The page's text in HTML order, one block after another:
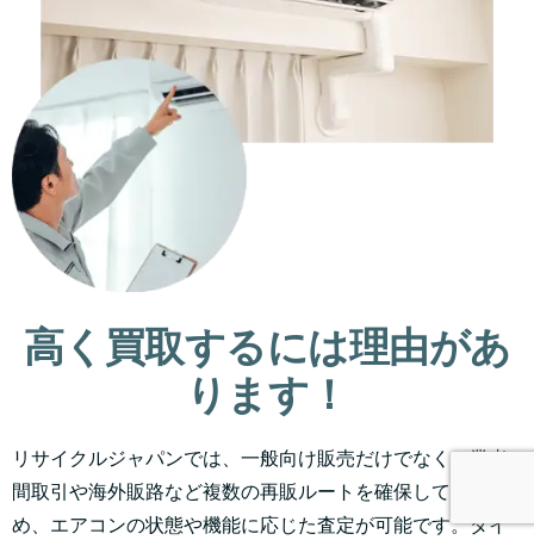
高く買取するには理由があ
ります！
リサイクルジャパンでは、一般向け販売だけでなく、業者
間取引や海外販路など複数の再販ルートを確保しているた
め、エアコンの状態や機能に応じた査定が可能です。ダイ